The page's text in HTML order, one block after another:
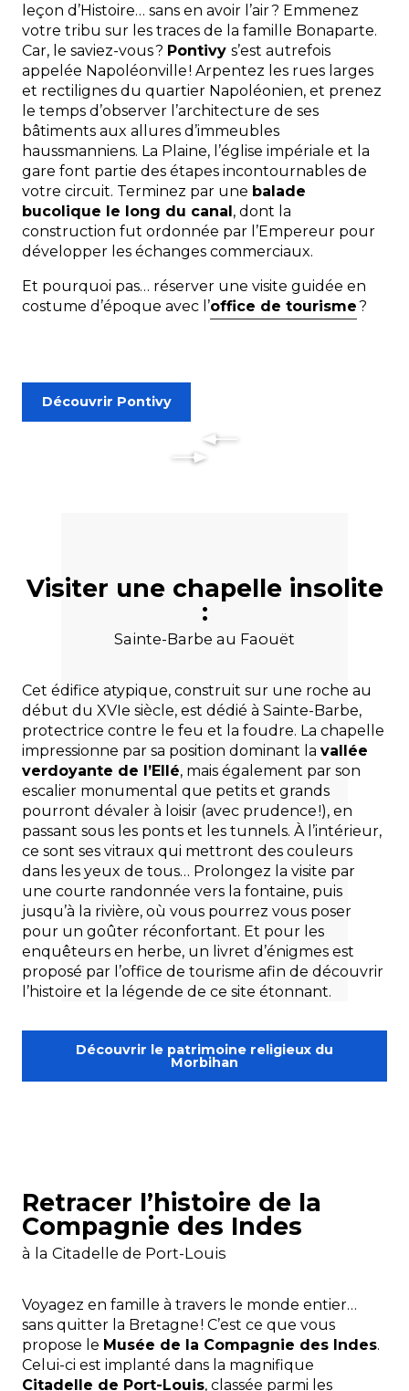
leçon d’Histoire… sans en avoir l’air ? Emmenez
votre tribu sur les traces de la famille Bonaparte.
Car, le saviez-vous ? Pontivy s’est autrefois
appelée Napoléonville ! Arpentez les rues larges
et rectilignes du quartier Napoléonien, et prenez
le temps d’observer l’architecture de ses
bâtiments aux allures d’immeubles
haussmanniens. La Plaine, l’église impériale et la
gare font partie des étapes incontournables de
votre circuit. Terminez par une balade
bucolique le long du canal, dont la
construction fut ordonnée par l’Empereur pour
développer les échanges commerciaux.
Et pourquoi pas… réserver une visite guidée en
costume d’époque avec l’office de tourisme?
Découvrir Pontivy
Visiter une chapelle insolite
:
Sainte-Barbe au Faouët
Cet édifice atypique, construit sur une roche au
début du XVIe siècle, est dédié à Sainte-Barbe,
protectrice contre le feu et la foudre. La chapelle
impressionne par sa position dominant la vallée
verdoyante de l’Ellé, mais également par son
escalier monumental que petits et grands
pourront dévaler à loisir (avec prudence !), en
passant sous les ponts et les tunnels. À l’intérieur,
ce sont ses vitraux qui mettront des couleurs
dans les yeux de tous… Prolongez la visite par
une courte randonnée vers la fontaine, puis
jusqu’à la rivière, où vous pourrez vous poser
pour un goûter réconfortant. Et pour les
enquêteurs en herbe, un livret d’énigmes est
proposé par l’office de tourisme afin de découvrir
l’histoire et la légende de ce site étonnant.
Découvrir le patrimoine religieux du
Morbihan
Retracer l’histoire de la
Compagnie des Indes
à la Citadelle de Port-Louis
Voyagez en famille à travers le monde entier…
sans quitter la Bretagne ! C’est ce que vous
propose le Musée de la Compagnie des Indes.
Celui-ci est implanté dans la magnifique
Citadelle de Port-Louis, classée parmi les